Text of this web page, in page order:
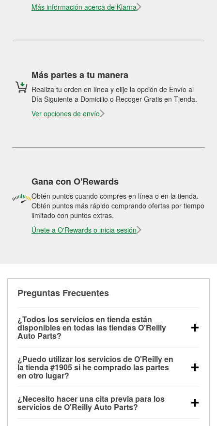
Más información acerca de Klarna
Más partes a tu manera
Realiza tu orden en línea y elije la opción de Envío al
Día Siguiente a Domicilio o Recoger Gratis en Tienda.
Ver opciones de envío
Gana con O'Rewards
Obtén puntos cuando compres en línea o en la tienda.
Obtén puntos más rápido comprando ofertas por tiempo
limitado con puntos extras.
Únete a O'Rewards o inicia sesión
Preguntas Frecuentes
¿Todos los servicios en tienda están
disponibles en todas las tiendas O'Reilly
Auto Parts?
las pruebas de batería, pruebas de alternador y
motor de arranque, revisión de la luz “Check Engine”
con O'Reilly VeriScan® e instalación de
limpiaparabrisas o bombillas, están disponibles en
todas las tiendas O'Reilly Auto Parts. La tienda
¿Puedo utilizar los servicios de O'Reilly en
la tienda #1905 si he comprado las partes
en otro lugar?
de O'Reilly Auto Parts que estén disponibles en la
tienda #1905 de Quinlan, TX aunque hayas
¿Necesito hacer una cita previa para los
servicios de O'Reilly Auto Parts?